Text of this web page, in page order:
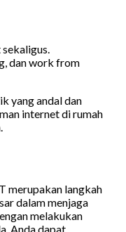
dan work from
yang andal dan
internet di rumah
merupakan langkah
dalam menjaga
melakukan
Anda dapat